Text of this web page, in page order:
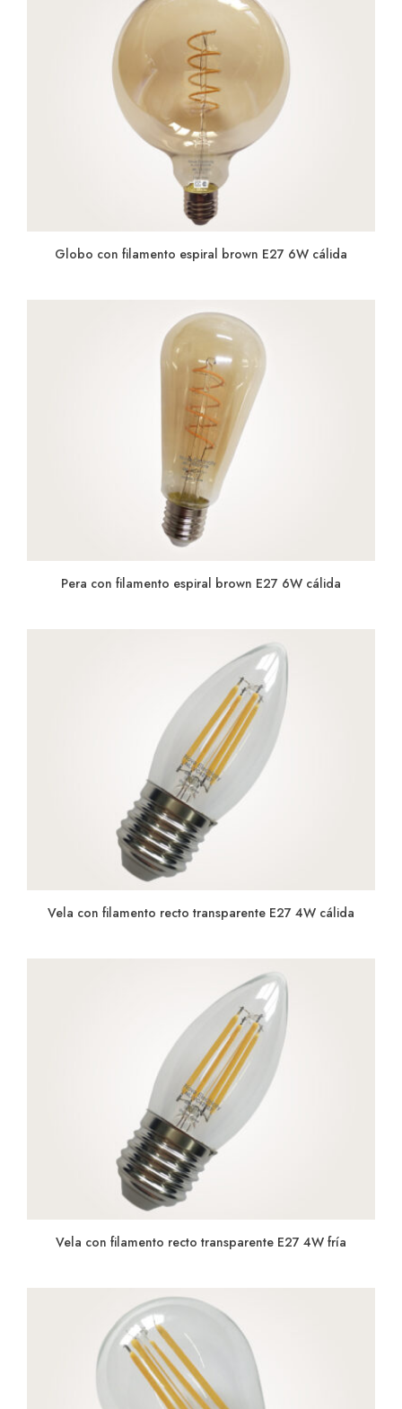
Globo con filamento espiral brown E27 6W cálida
Pera con filamento espiral brown E27 6W cálida
Vela con filamento recto transparente E27 4W cálida
Vela con filamento recto transparente E27 4W fría